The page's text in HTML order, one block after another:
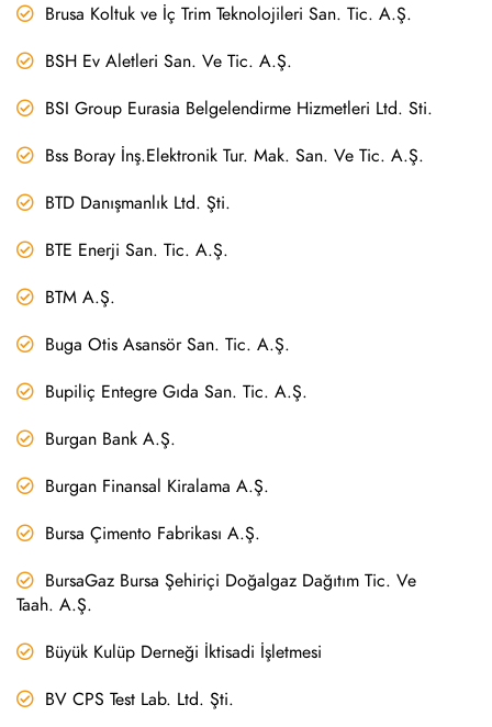
Brusa Koltuk ve İç Trim Teknolojileri San. Tic. A.Ş.
BSH Ev Aletleri San. Ve Tic. A.Ş.
BSI Group Eurasia Belgelendirme Hizmetleri Ltd. Sti.
Bss Boray İnş.Elektronik Tur. Mak. San. Ve Tic. A.Ş.
BTD Danışmanlık Ltd. Şti.
BTE Enerji San. Tic. A.Ş.
BTM A.Ş.
Buga Otis Asansör San. Tic. A.Ş.
Bupiliç Entegre Gıda San. Tic. A.Ş.
Burgan Bank A.Ş.
Burgan Finansal Kiralama A.Ş.
Bursa Çimento Fabrikası A.Ş.
BursaGaz Bursa Şehiriçi Doğalgaz Dağıtım Tic. Ve
Taah. A.Ş.
Büyük Kulüp Derneği İktisadi İşletmesi
BV CPS Test Lab. Ltd. Şti.